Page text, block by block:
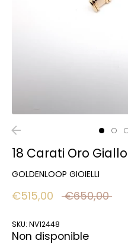
18 Carati Oro
GOLDENLOOP GIOIELLI
€515,00 Prix
€650,00
SKU: NV12448
Non disponible